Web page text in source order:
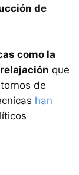
de
como la
que
de
han